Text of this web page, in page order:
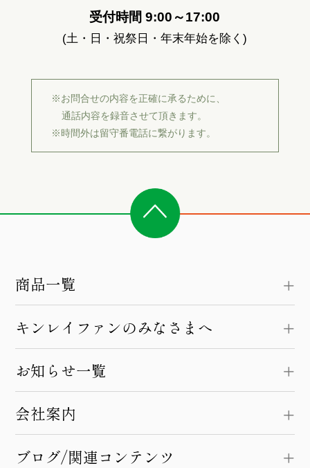
受付時間 9:00～17:00
(土・日・祝祭日・年末年始を除く)
※お問合せの内容を正確に承るために、
通話内容を録音させて頂きます。
※時間外は留守番電話に繋がります。
商品一覧
キンレイファンのみなさまへ
お知らせ一覧
会社案内
ブログ/関連コンテンツ